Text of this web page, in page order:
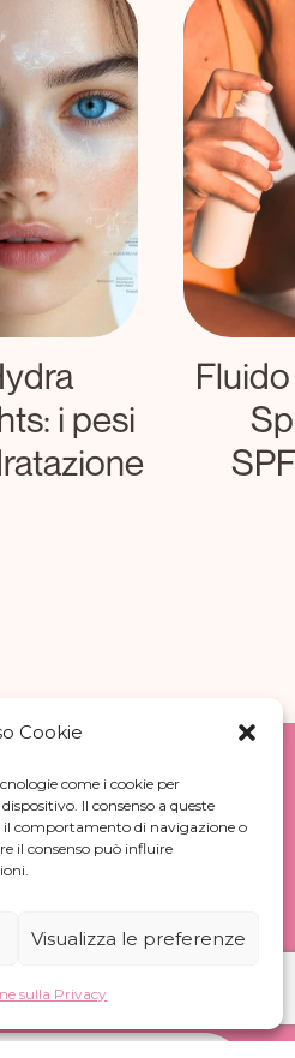
Cookie
come i cookie per
Il consenso a queste
il comportamento di navigazione o
il consenso può influire
Visualizza le preferenze
sulla Privacy
i pesi
ultime